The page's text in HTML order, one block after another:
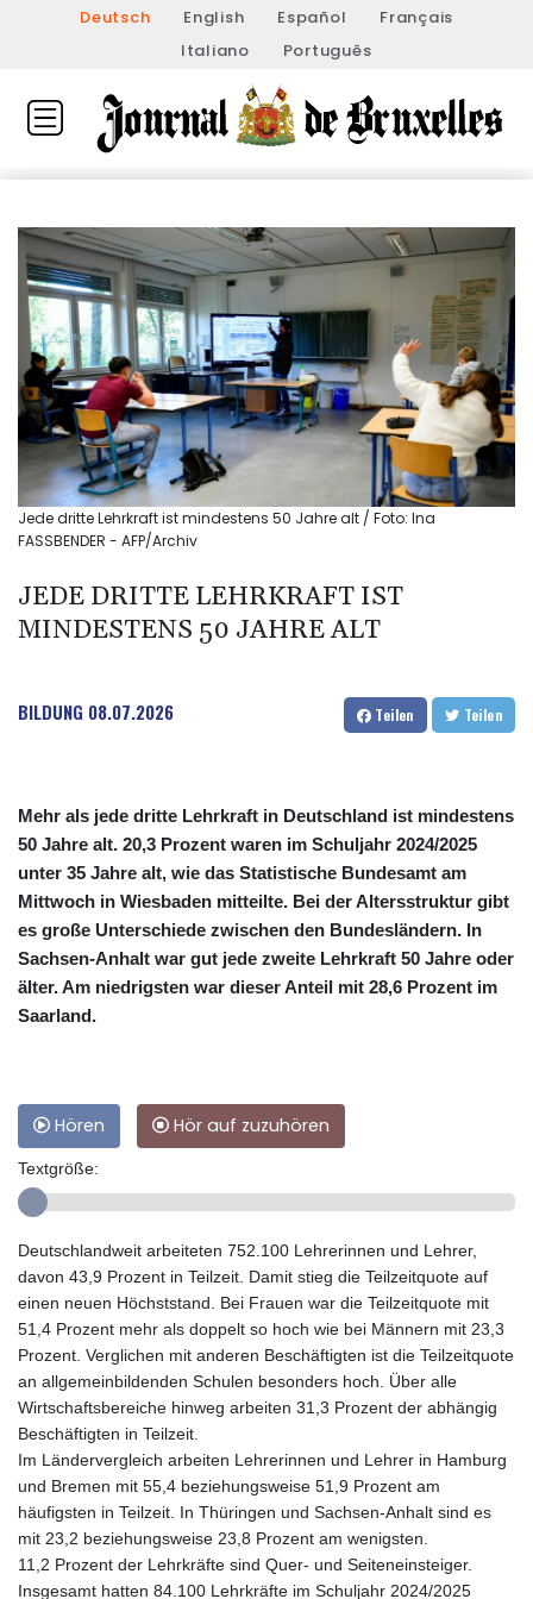
Deutsch English Español
Français
Italiano
Português
Jede dritte Lehrkraft ist mindestens 50 Jahre alt / Foto: Ina
FASSBENDER - AFP/Archiv
JEDE DRITTE LEHRKRAFT IST
MINDESTENS 50 JAHRE ALT
BILDUNG 08.07.2026 Teilen Teilen
Mehr als jede dritte Lehrkraft in Deutschland ist mindestens
50 Jahre alt. 20,3 Prozent waren im Schuljahr 2024/2025
unter 35 Jahre alt, wie das Statistische Bundesamt am
Mittwoch in Wiesbaden mitteilte. Bei der Altersstruktur gibt
es große Unterschiede zwischen den Bundesländern. In
Sachsen-Anhalt war gut jede zweite Lehrkraft 50 Jahre oder
älter. Am niedrigsten war dieser Anteil mit 28,6 Prozent im
Saarland.
Hören Hör auf zuzuhören
Textgröße:
Deutschlandweit arbeiteten 752.100 Lehrerinnen und Lehrer,
davon 43,9 Prozent in Teilzeit. Damit stieg die Teilzeitquote auf
einen neuen Höchststand. Bei Frauen war die Teilzeitquote mit
51,4 Prozent mehr als doppelt so hoch wie bei Männern mit 23,3
Prozent. Verglichen mit anderen Beschäftigten ist die Teilzeitquote
an allgemeinbildenden Schulen besonders hoch. Über alle
Wirtschaftsbereiche hinweg arbeiten 31,3 Prozent der abhängig
Beschäftigten in Teilzeit.
Im Ländervergleich arbeiten Lehrerinnen und Lehrer in Hamburg
und Bremen mit 55,4 beziehungsweise 51,9 Prozent am
häufigsten in Teilzeit. In Thüringen und Sachsen-Anhalt sind es
mit 23,2 beziehungsweise 23,8 Prozent am wenigsten.
11,2 Prozent der Lehrkräfte sind Quer- und Seiteneinsteiger.
Insgesamt hatten 84.100 Lehrkräfte im Schuljahr 2024/2025